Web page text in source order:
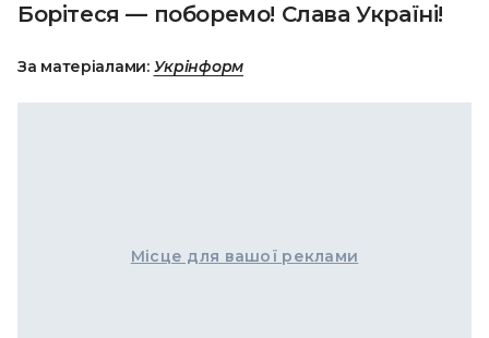
Борітеся — поборемо! Слава Україні!
За матеріалами: Укрінформ
Місце для вашої реклами